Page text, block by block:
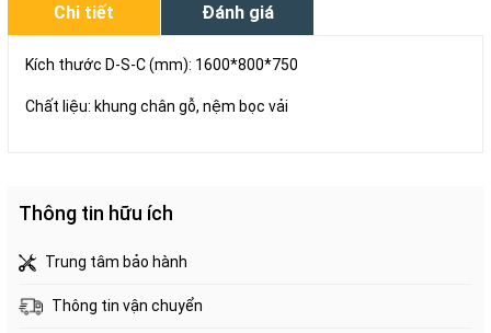
Chi tiết Đánh giá
Kích thước D-S-C (mm): 1600*800*750
Chất liệu: khung chân gỗ, nệm bọc vải
Thông tin hữu ích
Trung tâm bảo hành
Thông tin vận chuyển